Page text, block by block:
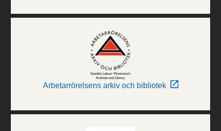
Arbetarrörelsens arkiv och bibliotek